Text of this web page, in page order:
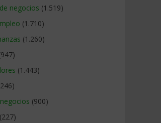
negocios (1.519)
(1.710)
(1.260)
(1.443)
(900)
(227)